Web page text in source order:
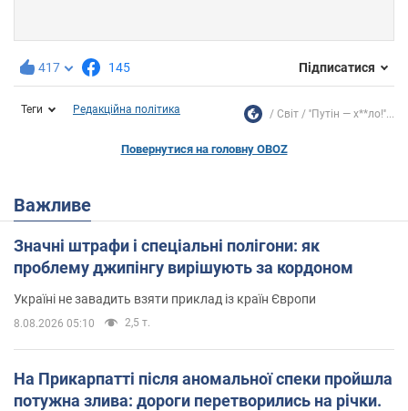
417 145 Підписатися
Теги Редакційна політика Світ ''Путін — х**ло!''...
Повернутися на головну OBOZ
Важливе
Значні штрафи і спеціальні полігони: як
проблему джипінгу вирішують за кордоном
Україні не завадить взяти приклад із країн Європи
8.08.2026 05:10 2,5 т.
На Прикарпатті після аномальної спеки пройшла
потужна злива: дороги перетворились на річки.